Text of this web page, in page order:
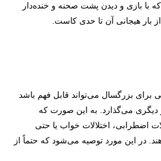
بازی و دیدن پشت صحنه و خنده‌دار
بار هیجانی آن تا حدی کاست.
برای بزرگسال می‌تواند قابل فهم باشد
دیگری می‌گذارد. به این صورت که
اضطرابی، اختلالات خواب یا حتی
در این مورد توصیه می‌شود که حتماً از